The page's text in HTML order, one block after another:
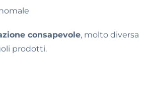
consapevole, molto diversa
prodotti.